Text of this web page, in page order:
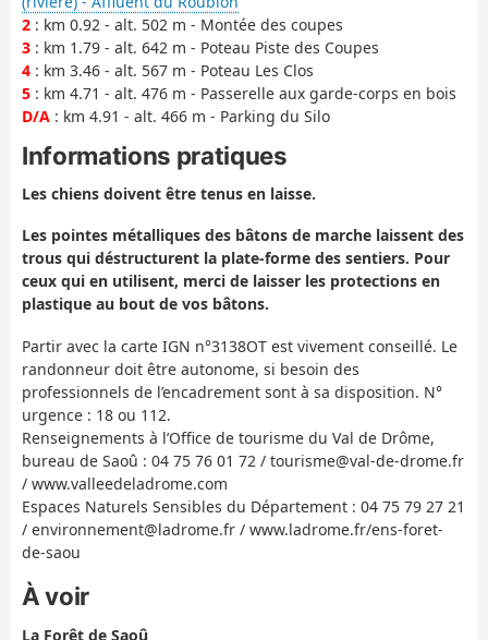
2 : km 0.92 - alt. 502 m - Montée des coupes
3 : km 1.79 - alt. 642 m - Poteau Piste des Coupes
4 : km 3.46 - alt. 567 m - Poteau Les Clos
5 : km 4.71 - alt. 476 m - Passerelle aux garde-corps en bois
D/A : km 4.91 - alt. 466 m - Parking du Silo
Informations pratiques
Les chiens doivent être tenus en laisse.
Les pointes métalliques des bâtons de marche laissent des
trous qui déstructurent la plate-forme des sentiers. Pour
ceux qui en utilisent, merci de laisser les protections en
plastique au bout de vos bâtons.
Partir avec la carte IGN n°3138OT est vivement conseillé. Le
randonneur doit être autonome, si besoin des
professionnels de l’encadrement sont à sa disposition. N°
urgence : 18 ou 112.
Renseignements à l’Office de tourisme du Val de Drôme,
bureau de Saoû : 04 75 76 01 72 / tourisme@val-de-drome.fr
/ www.valleedeladrome.com
Espaces Naturels Sensibles du Département : 04 75 79 27 21
/ environnement@ladrome.fr / www.ladrome.fr/ens-foret-
de-saou
À voir
La Forêt de Saoû